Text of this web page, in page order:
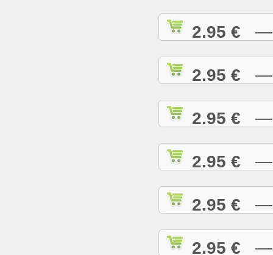
2.95 € —
2.95 € —
2.95 € —
2.95 € —
2.95 € —
2.95 € —